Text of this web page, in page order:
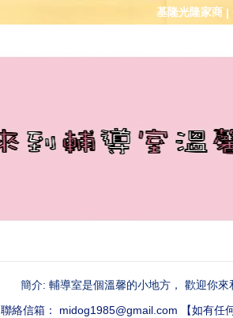
基隆光隆家商 |
簡介: 輔導室是個溫馨的小地方， 歡迎你
聯絡信箱： midog1985@gmail.com 【如有任